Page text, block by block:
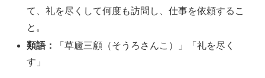
て、礼を尽くして何度も訪問し、仕事を依頼するこ
と。
類語：
「草廬三顧（そうろさんこ）」「礼を尽く
す」